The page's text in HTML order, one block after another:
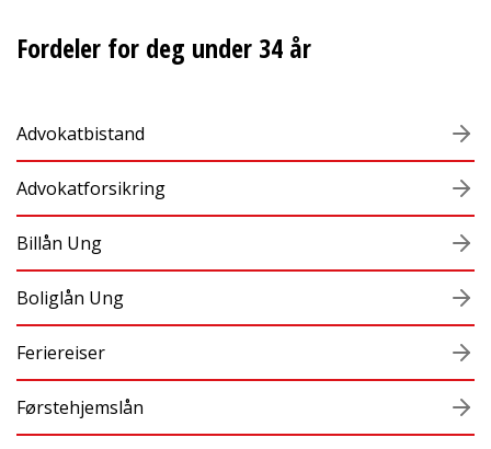
Fordeler for deg under 34 år
Advokatbistand
Advokatforsikring
Billån Ung
Boliglån Ung
Feriereiser
Førstehjemslån